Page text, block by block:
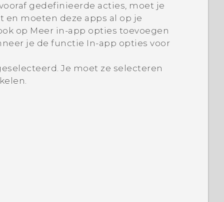
gedefinieerde acties, moet je
moeten deze apps al op je
op Meer in-app opties toevoegen
je de functie In-app opties voor
Je moet ze selecteren